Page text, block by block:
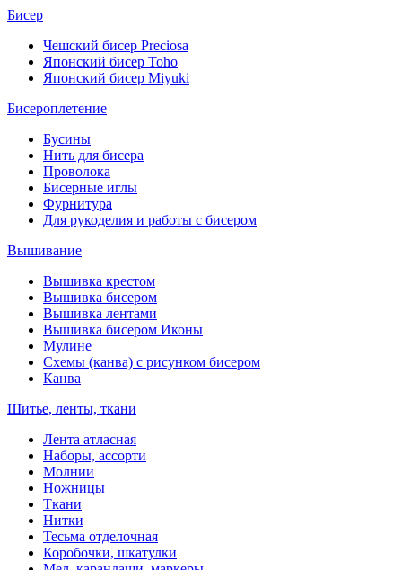
Бисер
Чешский бисер Preciosa
Японский бисер Toho
Японский бисер Miyuki
Бисероплетение
Бусины
Нить для бисера
Проволока
Бисерные иглы
Фурнитура
Для рукоделия и работы с бисером
Вышивание
Вышивка крестом
Вышивка бисером
Вышивка лентами
Вышивка бисером Иконы
Мулине
Схемы (канва) с рисунком бисером
Канва
Шитье, ленты, ткани
Лента атласная
Наборы, ассорти
Молнии
Ножницы
Ткани
Нитки
Тесьма отделочная
Коробочки, шкатулки